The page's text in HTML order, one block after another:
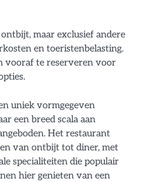
maar exclusief andere
en toeristenbelasting.
vooraf te reserveren voor
uniek vormgegeven
een breed scala aan
Het restaurant
van ontbijt tot diner, met
specialiteiten die populair
hier genieten van een